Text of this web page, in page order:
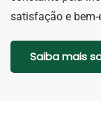
satisfação e bem-
Saiba mais